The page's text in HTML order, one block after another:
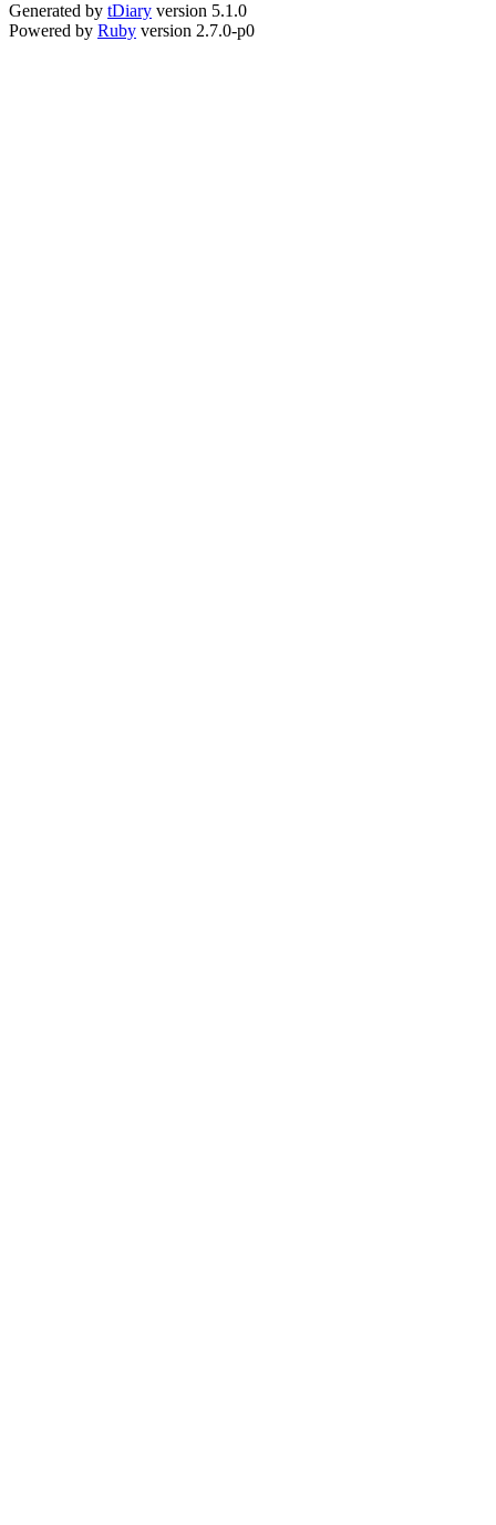
Generated by tDiary version 5.1.0
Powered by Ruby version 2.7.0-p0